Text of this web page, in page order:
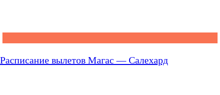
Расписание вылетов Магас — Салехард